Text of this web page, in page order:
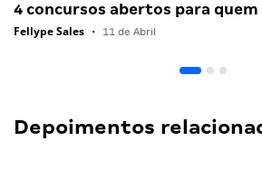
4 concursos abertos para
Fellype Sales • 11 de Abril
Depoimentos